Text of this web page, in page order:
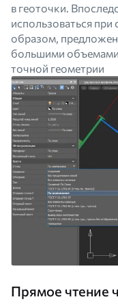
в геоточки.
использоваться
образом,
большими
точной геометрии
Прямое чтение